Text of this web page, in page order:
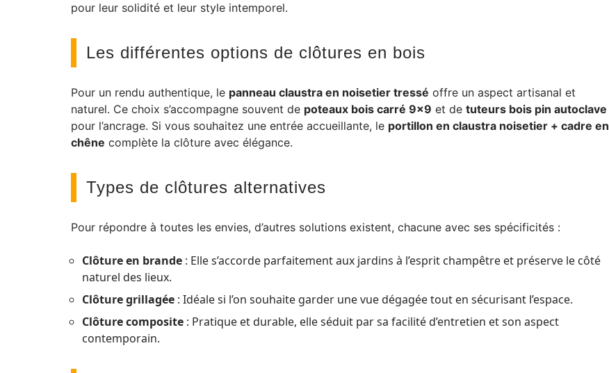
pour leur solidité et leur style intemporel.
Les différentes options de clôtures en bois
Pour un rendu authentique, le panneau claustra en noisetier tressé offre un aspect artisanal et
naturel. Ce choix s’accompagne souvent de poteaux bois carré 9×9 et de tuteurs bois pin autoclave
pour l’ancrage. Si vous souhaitez une entrée accueillante, le portillon en claustra noisetier + cadre en
chêne complète la clôture avec élégance.
Types de clôtures alternatives
Pour répondre à toutes les envies, d’autres solutions existent, chacune avec ses spécificités :
Clôture en brande : Elle s’accorde parfaitement aux jardins à l’esprit champêtre et préserve le côté
naturel des lieux.
Clôture grillagée : Idéale si l’on souhaite garder une vue dégagée tout en sécurisant l’espace.
Clôture composite : Pratique et durable, elle séduit par sa facilité d’entretien et son aspect
contemporain.